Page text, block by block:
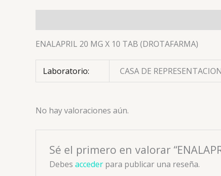
ENALAPRIL 20 MG X 10 TAB (DROTAFARMA)
Laboratorio: CASA DE
No hay valoraciones aún.
Sé el primero en valorar
Debes accederpara publicar una reseña.